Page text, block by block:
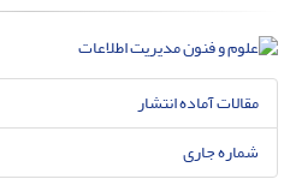
مقالات آماده انتشار
شماره جاری